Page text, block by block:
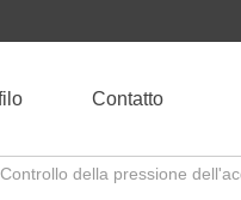
Contatto
della pressione